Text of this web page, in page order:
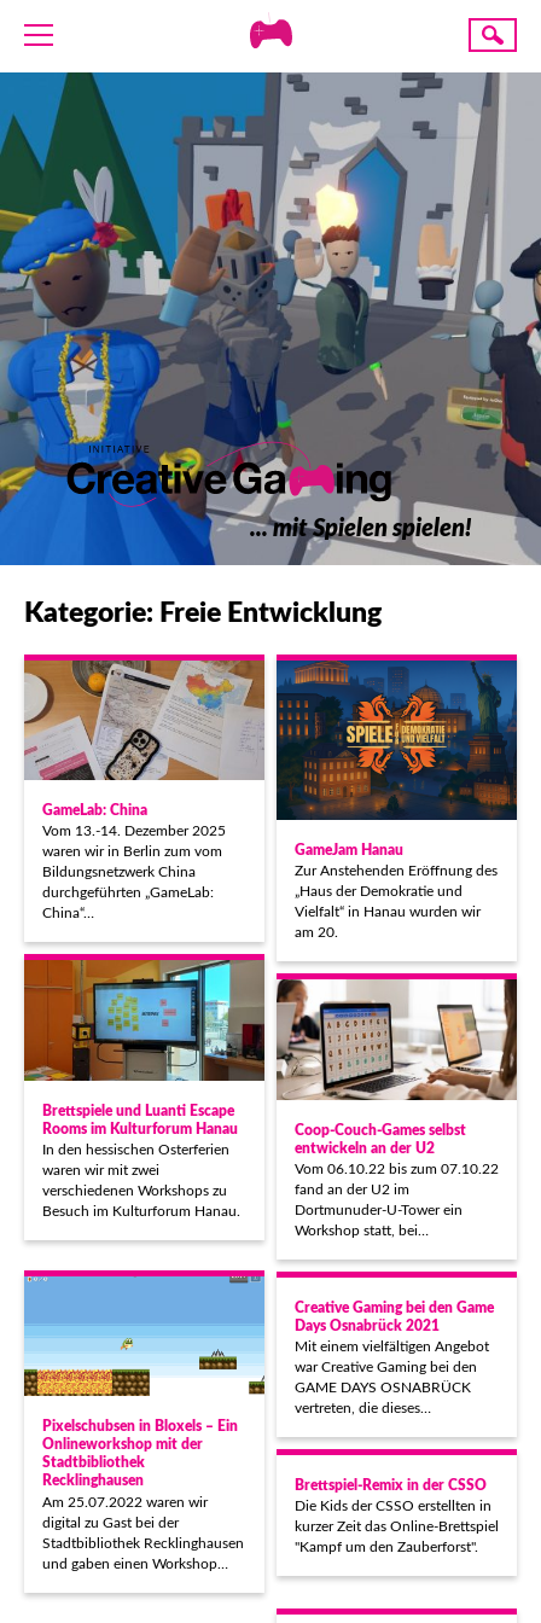
Creative
AKTUELLES
TERMINE
ANGEBOTE
PROJEKTE
PRESSE
SPENDE
Suche
... mit Spielen spielen!
Kategorie: Freie Entwicklung
GameLab: China
Vom 13.-14. Dezember 2025
waren wir in Berlin zum vom
Bildungsnetzwerk China
durchgeführten „GameLab:
China“…
GameJam Hanau
Zur Anstehenden Eröffnung des
„Haus der Demokratie und
Vielfalt“ in Hanau wurden wir
am 20.
Brettspiele und Luanti Escape
Rooms im Kulturforum Hanau
In den hessischen Osterferien
waren wir mit zwei
verschiedenen Workshops zu
Besuch im Kulturforum Hanau.
Coop-Couch-Games selbst
entwickeln an der U2
Vom 06.10.22 bis zum 07.10.22
fand an der U2 im
Dortmunuder-U-Tower ein
Workshop statt, bei…
Pixelschubsen in Bloxels – Ein
Onlineworkshop mit der
Stadtbibliothek
Recklinghausen
Am 25.07.2022 waren wir
digital zu Gast bei der
Stadtbibliothek Recklinghausen
und gaben einen Workshop…
Creative Gaming bei den Game
Days Osnabrück 2021
Mit einem vielfältigen Angebot
war Creative Gaming bei den
GAME DAYS OSNABRÜCK
vertreten, die dieses…
Brettspiel-Remix in der CSSO
Die Kids der CSSO erstellten in
kurzer Zeit das Online-Brettspiel
"Kampf um den Zauberforst".